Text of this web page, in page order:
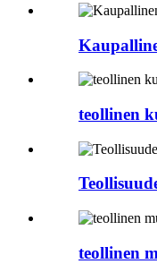
teollinen
teollinen